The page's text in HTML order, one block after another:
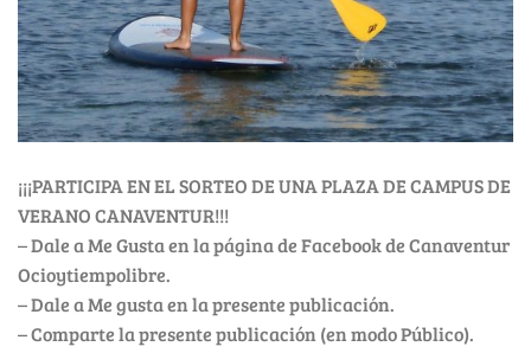
¡¡¡PARTICIPA EN EL SORTEO DE UNA PLAZA DE CAMPUS DE
VERANO CANAVENTUR!!!
– Dale a Me Gusta en la página de Facebook de Canaventur
Ocioytiempolibre.
– Dale a Me gusta en la presente publicación.
– Comparte la presente publicación (en modo Público).